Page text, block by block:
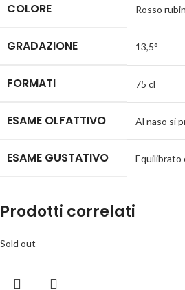
COLORE Rosso
GRADAZIONE 13,5°
FORMATI 75 cl
ESAME OLFATTIVO Al naso si
ESAME GUSTATIVO Equilibrato
Prodotti correlati
Sold out